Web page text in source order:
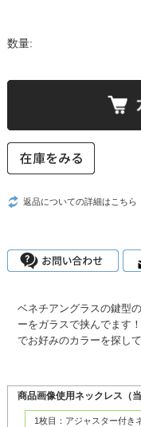
数量:
返品についての詳細はこちら
ベネチアングラスの鍵型
ーをガラスで挟んでます
でお好みのカラーを探して
商品画像使用ネックレス（
1枚目：アジャスター付